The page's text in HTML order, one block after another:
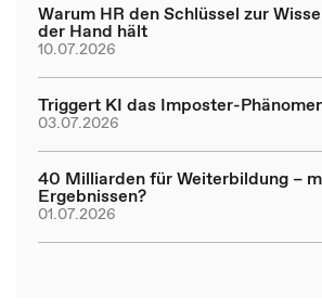
Warum HR den Schlüssel zur
der Hand hält
10.07.2026
Triggert KI das Imposter-
03.07.2026
40 Milliarden für Weiterbildung –
Ergebnissen?
01.07.2026